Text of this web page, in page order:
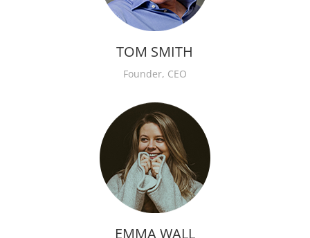
TOM SMITH
Founder, CEO
EMMA WALL